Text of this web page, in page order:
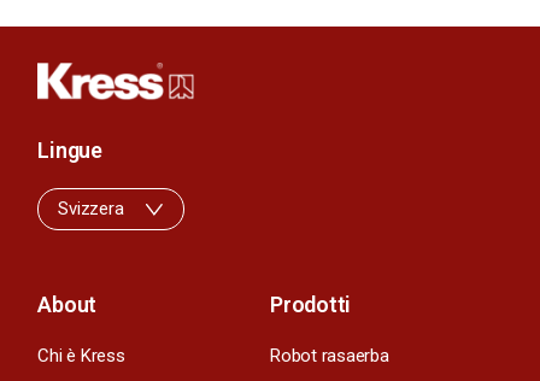
About
Chi è Kress
Prodotti
Robot rasaerba
Lingue
Svizzera